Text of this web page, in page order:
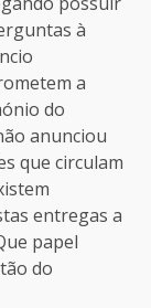
à
a
do
anunciou
que circulam
entregas a
papel
do